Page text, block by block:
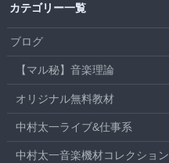
カテゴリー一覧
ブログ
【マル秘】音楽理論
オリジナル無料教材
中村太一ライブ&仕事系
中村太一音楽機材コレクション